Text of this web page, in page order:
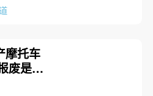
摩托车
废是否